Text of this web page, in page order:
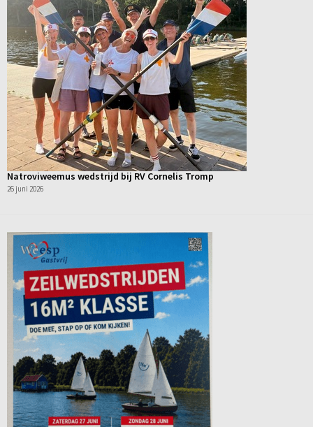
Natroviweemus wedstrijd bij RV Cornelis Tromp
26 juni 2026